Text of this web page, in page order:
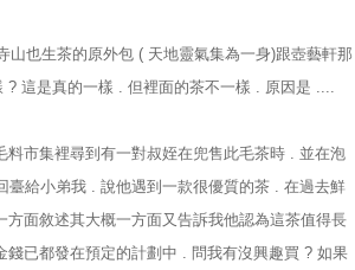
山也生茶的原外包 ( 天地靈氣集為一身)跟壺藝軒那
? 這是真的一樣 . 但裡面的茶不一樣 . 原因是 ....
料市集裡尋到有一對叔姪在兜售此毛茶時 . 並在泡
臺給小弟我 . 說他遇到一款很優質的茶 . 在過去鮮
方面敘述其大概一方面又告訴我他認為這茶值得長
錢已都發在預定的計劃中 . 問我有沒興趣買 ? 如果